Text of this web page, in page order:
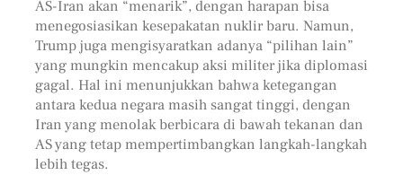
AS-Iran akan “menarik”, dengan harapan bisa
menegosiasikan kesepakatan nuklir baru. Namun,
Trump juga mengisyaratkan adanya “pilihan lain”
yang mungkin mencakup aksi militer jika diplomasi
gagal. Hal ini menunjukkan bahwa ketegangan
antara kedua negara masih sangat tinggi, dengan
Iran yang menolak berbicara di bawah tekanan dan
AS yang tetap mempertimbangkan langkah-langkah
lebih tegas.